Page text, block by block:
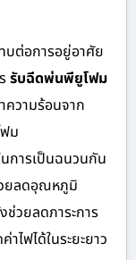
บต่อการอยู่อาศัย
รับฉีดพ่นพียูโฟม
วามร้อนจาก
ม
การเป็นฉนวนกัน
ยลดอุณหภูมิ
ช่วยลดภาระการ
ไฟได้ในระยะยาว